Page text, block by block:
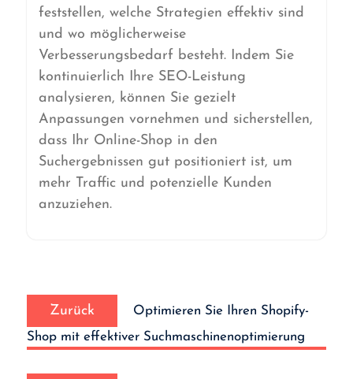
feststellen, welche Strategien effektiv sind
und wo möglicherweise
Verbesserungsbedarf besteht. Indem Sie
kontinuierlich Ihre SEO-Leistung
analysieren, können Sie gezielt
Anpassungen vornehmen und sicherstellen,
dass Ihr Online-Shop in den
Suchergebnissen gut positioniert ist, um
mehr Traffic und potenzielle Kunden
anzuziehen.
Navigation
Zurück
Vorheriger
Beitrag:
Optimieren Sie Ihren Shopify-
Shop mit effektiver Suchmaschinenoptimierung